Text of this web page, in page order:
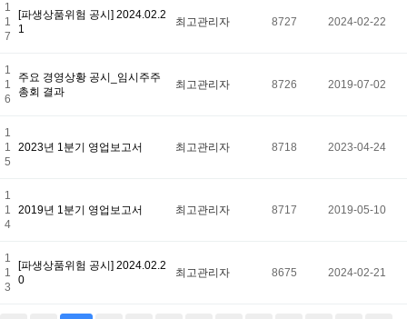
1
1
7
[파생상품위험 공시] 2024.02.2
1
최고관리자 8727 2024-02-22
1
1
6
주요 경영상황 공시_임시주주
총회 결과
최고관리자 8726 2019-07-02
1
1
5
2023년 1분기 영업보고서 최고관리자 8718 2023-04-24
1
1
4
2019년 1분기 영업보고서 최고관리자 8717 2019-05-10
1
1
3
[파생상품위험 공시] 2024.02.2
0
최고관리자 8675 2024-02-21